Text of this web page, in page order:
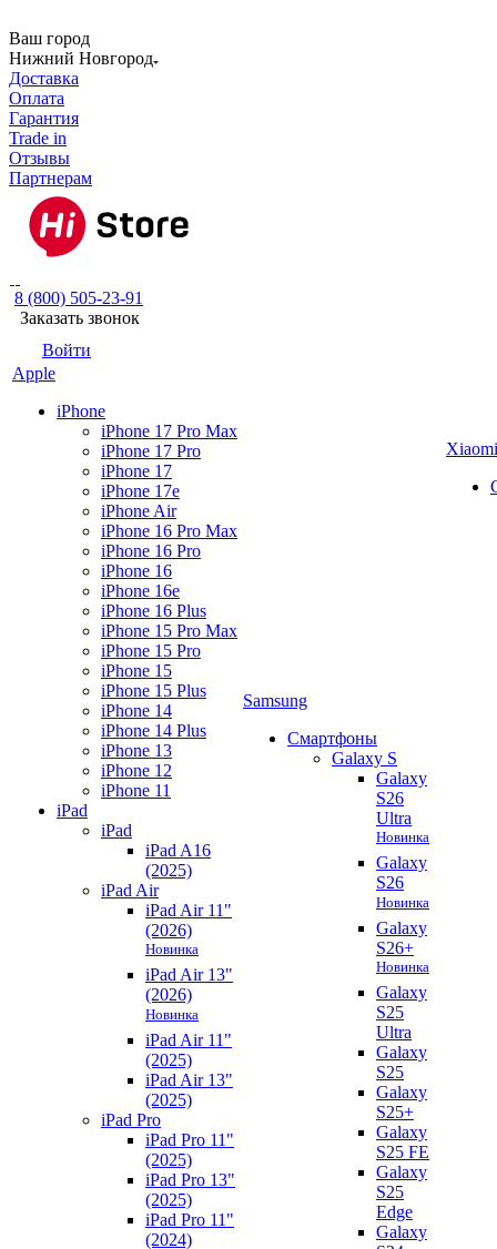
Ваш город
Нижний Новгород
Доставка
Оплата
Гарантия
Trade in
Отзывы
Партнерам
8 (800) 505-23-91
Заказать звонок
Войти
Apple
iPhone
iPhone 17 Pro Max
iPhone 17 Pro
iPhone 17
iPhone 17e
iPhone Air
iPhone 16 Pro Max
iPhone 16 Pro
iPhone 16
iPhone 16e
iPhone 16 Plus
iPhone 15 Pro Max
iPhone 15 Pro
iPhone 15
iPhone 15 Plus
iPhone 14
iPhone 14 Plus
iPhone 13
iPhone 12
iPhone 11
iPad
iPad
iPad A16
(2025)
iPad Air
iPad Air 11"
(2026)
Новинка
iPad Air 13"
(2026)
Новинка
iPad Air 11"
(2025)
iPad Air 13"
(2025)
iPad Pro
iPad Pro 11"
(2025)
iPad Pro 13"
(2025)
iPad Pro 11"
(2024)
Samsung
Смартфоны
Galaxy S
Galaxy
S26
Ultra
Новинка
Galaxy
S26
Новинка
Galaxy
S26+
Новинка
Galaxy
S25
Ultra
Galaxy
S25
Galaxy
S25+
Galaxy
S25 FE
Galaxy
S25
Edge
Galaxy
Xiaomi